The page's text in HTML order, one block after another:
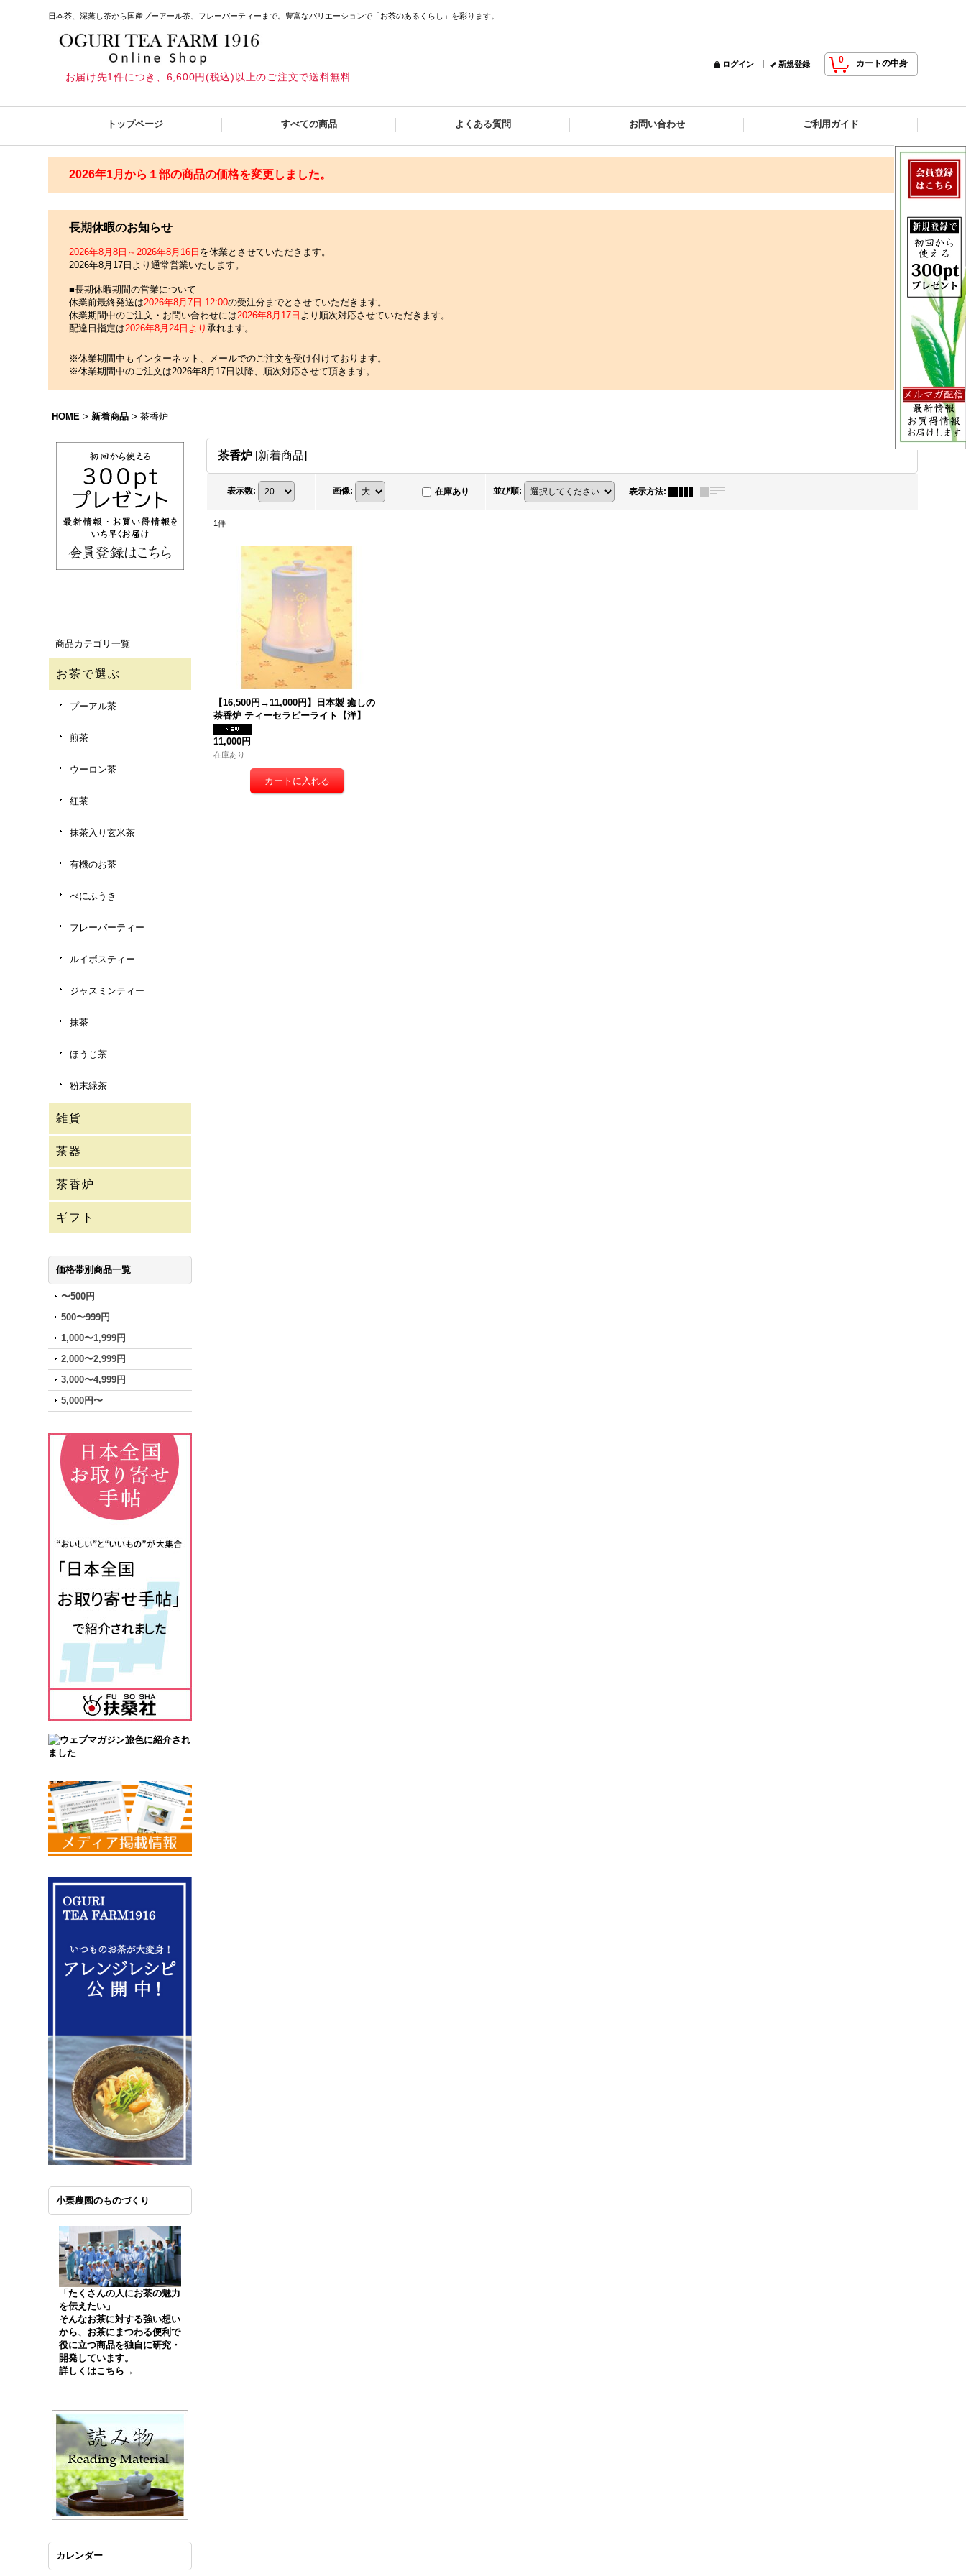
日本茶、深蒸し茶から国産プーアール茶、フレーバーティーまで。豊富なバリエーションで「お茶のあるくらし」を彩ります。
お届け先1件につき、6,600円(税込)以上のご注文で送料無料
0 カートの中身
ログイン 新規登録
トップページ すべての商品 よくある質問 お問い合わせ ご利用ガイド
2026年1月から１部の商品の価格を変更しました。
長期休暇のお知らせ
2026年8月8日～2026年8月16日 を休業とさせていただきます。
2026年8月17日より通常営業いたします。
■長期休暇期間の営業について
休業前最終発送は2026年8月7日 12:00の受注分までとさせていただきます。
休業期間中のご注文・お問い合わせには2026年8月17日 より順次対応させていただきます。
配達日指定は2026年8月24日より 承れます。
※休業期間中もインターネット、メールでのご注文を受け付けております。
※休業期間中のご注文は2026年8月17日以降、順次対応させて頂きます。
HOME > 新着商品 > 茶香炉
商品カテゴリ一覧
お茶で選ぶ
プーアル茶
煎茶
ウーロン茶
紅茶
抹茶入り玄米茶
有機のお茶
べにふうき
フレーバーティー
ルイボスティー
ジャスミンティー
抹茶
ほうじ茶
粉末緑茶
雑貨
茶器
茶香炉
ギフト
価格帯別商品一覧
〜500円
500〜999円
1,000〜1,999円
2,000〜2,999円
3,000〜4,999円
5,000円〜
小栗農園のものづくり
「たくさんの人にお茶の魅力
を伝えたい」
そんなお茶に対する強い想い
から、お茶にまつわる便利で
役に立つ商品を独自に研究・
開発しています。
詳しくはこちら→
カレンダー
茶香炉 [新着商品]
表示数: 画像: 在庫あり 並び順: 表示方法:
1件
【16,500円→11,000円】日本製 癒しの
茶香炉 ティーセラピーライト【洋】
11,000円
在庫あり